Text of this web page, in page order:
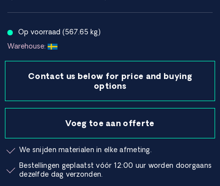
Op voorraad (567.65 kg)
Warehouse:
Contact us below for price and buying
options
Voeg toe aan offerte
We snijden materialen in elke afmeting.
Bestellingen geplaatst vóór 12:00 uur worden doorgaans
dezelfde dag verzonden.